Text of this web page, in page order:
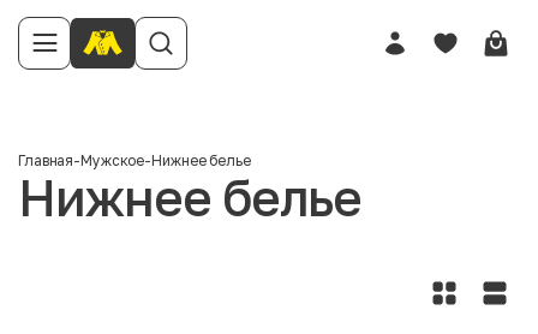
Главная-Мужское-Нижнее белье
Нижнее белье